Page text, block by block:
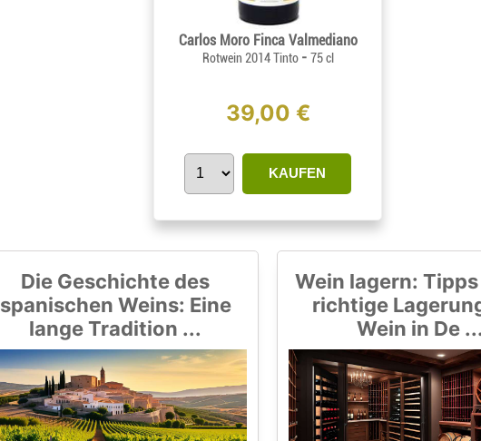
Carlos Moro Finca Valmediano
Rotwein 2014 Tinto - 75 cl
39,00 €
KAUFEN
Die Geschichte des
spanischen Weins: Eine
lange Tradition ...
Wein lagern:
richtige
Wein in De ...